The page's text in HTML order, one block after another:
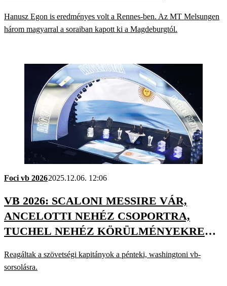
Hanusz Egon is eredményes volt a Rennes-ben. Az MT Melsungen
három magyarral a soraiban kapott ki a Magdeburgtól.
Foci vb 20262025.12.06. 12:06
VB 2026: SCALONI MESSIRE VÁR,
ANCELOTTI NEHÉZ CSOPORTRA,
TUCHEL NEHÉZ KÖRÜLMÉNYEKRE
Reagáltak a szövetségi kapitányok a pénteki, washingtoni vb-
sorsolásra.